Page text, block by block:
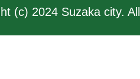
(c) 2024 Suzaka city.